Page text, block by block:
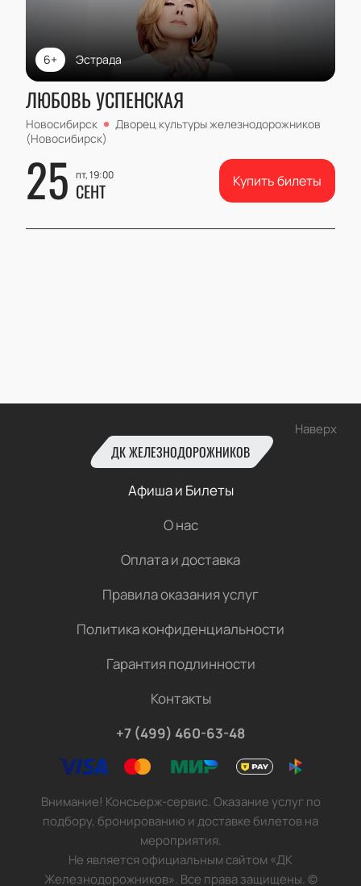
Эстрада
6+
ЛЮБОВЬ УСПЕНСКАЯ
Новосибирск
Дворец культуры железнодорожников
(Новосибирск)
25 пт, 19:00
СЕНТ Купить билеты
Наверх
ДК ЖЕЛЕЗНОДОРОЖНИКОВ
Афиша и Билеты
О нас
Оплата и доставка
Правила оказания услуг
Политика конфиденциальности
Гарантия подлинности
Контакты
+7 (499) 460-63-48
Внимание! Консьерж-сервис. Оказание услуг по
подбору, бронированию и доставке билетов на
мероприятия.
Не является официальным сайтом «ДК
Железнодорожников». Все права защищены.©